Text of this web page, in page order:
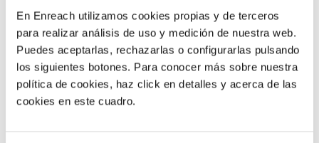
En Enreach utilizamos cookies propias y de terceros
para realizar análisis de uso y medición de nuestra web.
Puedes aceptarlas, rechazarlas o configurarlas pulsando
los siguientes botones. Para conocer más sobre nuestra
política de cookies, haz click en detalles y acerca de las
cookies en este cuadro.
9 métricas de call center para medir
la satisfacción del cliente
11/06/2026